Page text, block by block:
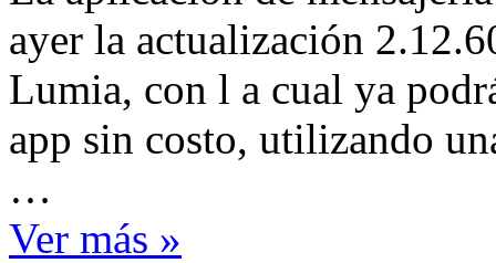
ayer la actualización
Lumia, con l a cual ya
app sin costo, utilizando
…
Ver más »